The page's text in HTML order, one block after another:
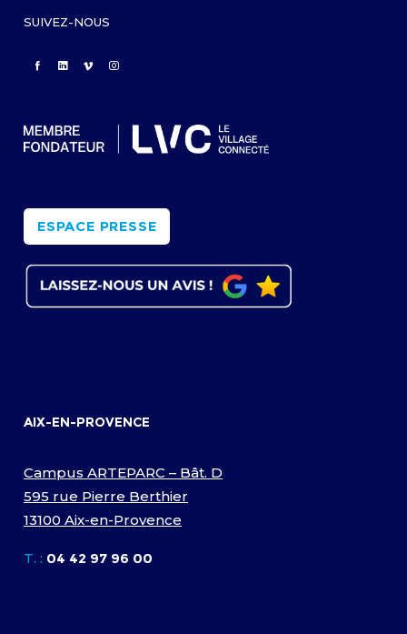
SUIVEZ-NOUS
ESPACE PRESSE
AIX-EN-PROVENCE
Campus ARTEPARC – Bât. D
595 rue Pierre Berthier
13100 Aix-en-Provence
T. : 04 42 97 96 00